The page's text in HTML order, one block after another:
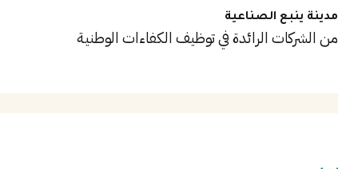
مدينة ينبع الصناعية
من الشركات الرائدة في توظيف الكفاءات الوطنية